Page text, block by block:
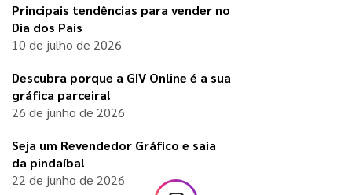
Principais tendências para vender no
Dia dos Pais
10 de julho de 2026
Descubra porque a GIV Online é a sua
gráfica parceira!
26 de junho de 2026
Seja um Revendedor Gráfico e saia
da pindaíba!
22 de junho de 2026